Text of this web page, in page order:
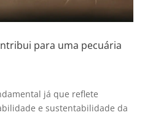
para uma pecuária
já que reflete
e sustentabilidade da